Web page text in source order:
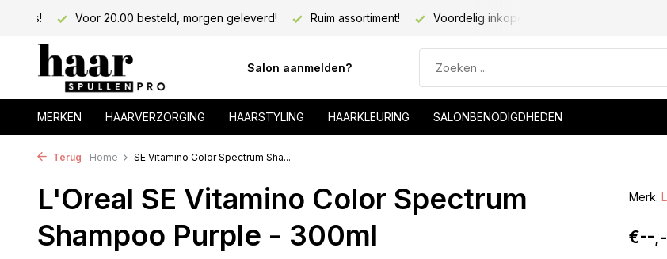
Voor 20.00 besteld, morgen geleverd! Ruim assortiment! Voordelig inkopen voor kapsalons!
Salon aanmelden?
MERKEN HAARVERZORGING HAARSTYLING HAARKLEURING SALONBENODIGDHEDEN
Terug Home SE Vitamino Color Spectrum Sha...
L'Oreal SE Vitamino Color Spectrum
Shampoo Purple - 300ml
Merk:
€--